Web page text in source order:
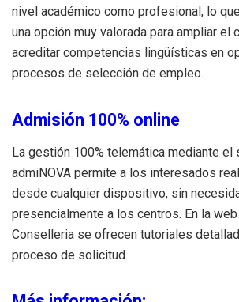
nivel académico como profesional, lo
una opción muy valorada para ampliar el
acreditar competencias lingüísticas en
procesos de selección de empleo.
Admisión 100% online
La gestión 100% telemática mediante el
admiNOVA permite a los interesados
desde cualquier dispositivo, sin
presencialmente a los centros. En la
Conselleria se ofrecen tutoriales
proceso de solicitud.